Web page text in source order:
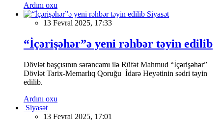
Ardını oxu
Siyasət
13 Fevral 2025, 17:33
“İçərişəhər”ə yeni rəhbər təyin edilib
Dövlət başçısının sərəncamı ilə Rüfət Mahmud “İçərişəhər”
Dövlət Tarix-Memarlıq Qoruğu İdarə Heyətinin sədri təyin
edilib.
Ardını oxu
Siyasət
13 Fevral 2025, 17:01